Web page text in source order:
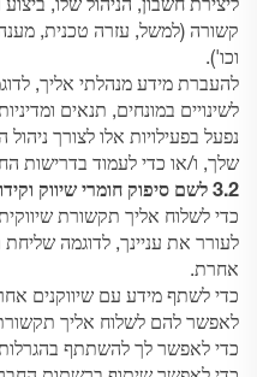
קשורה (למשל, עזרה טכנית, מענה
וכו').
להעברת מידע מנהלתי אליך,
לשינויים במונחים, תנאים
נפעל בפעילויות אלו לצורך
שלך, ו/או כדי לעמוד בדרישות
3.2 לשם סיפוק חומרי שיווק וקידום והזדמנויות, ולקידום שיתוף חברתי
כדי לשלוח אליך תקשורת
אחרת.
כדי לשתף מידע עם שיווקנים
לאפשר להם לשלוח אליך
כדי לאפשר לך להשתתף